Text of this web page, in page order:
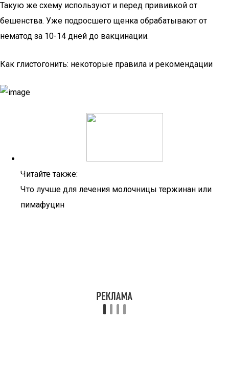
Такую же схему используют и перед прививкой от
бешенства. Уже подросшего щенка обрабатывают от
нематод за 10-14 дней до вакцинации.
Как глистогонить: некоторые правила и рекомендации
Читайте также:
Что лучше для лечения молочницы тержинан или
пимафуцин